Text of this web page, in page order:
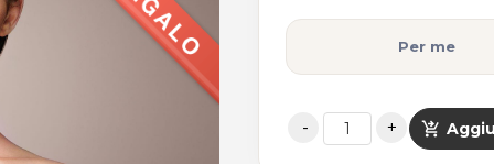
Per me
shopping_cart_checkout